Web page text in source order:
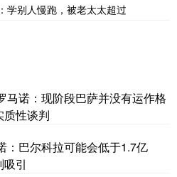
学别人慢跑，被老太太超过
马诺：现阶段巴萨并没有运作格
质性谈判
：巴尔科拉可能会低于1.7亿
引